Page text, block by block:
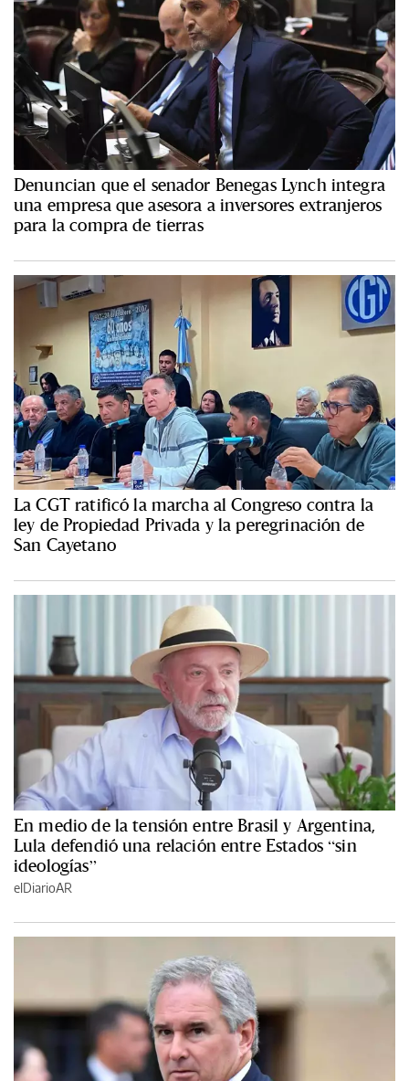
Denuncian que el senador Benegas Lynch integra
una empresa que asesora a inversores extranjeros
para la compra de tierras
La CGT ratificó la marcha al Congreso contra la
ley de Propiedad Privada y la peregrinación de
San Cayetano
En medio de la tensión entre Brasil y Argentina,
Lula defendió una relación entre Estados “sin
ideologías”
elDiarioAR